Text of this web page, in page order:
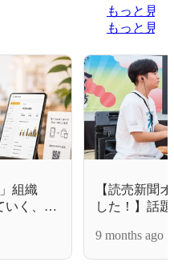
もっと見る
もっと見る
組織
いく、コ
【読売新聞
した！】話
挑戦。
9 months ago